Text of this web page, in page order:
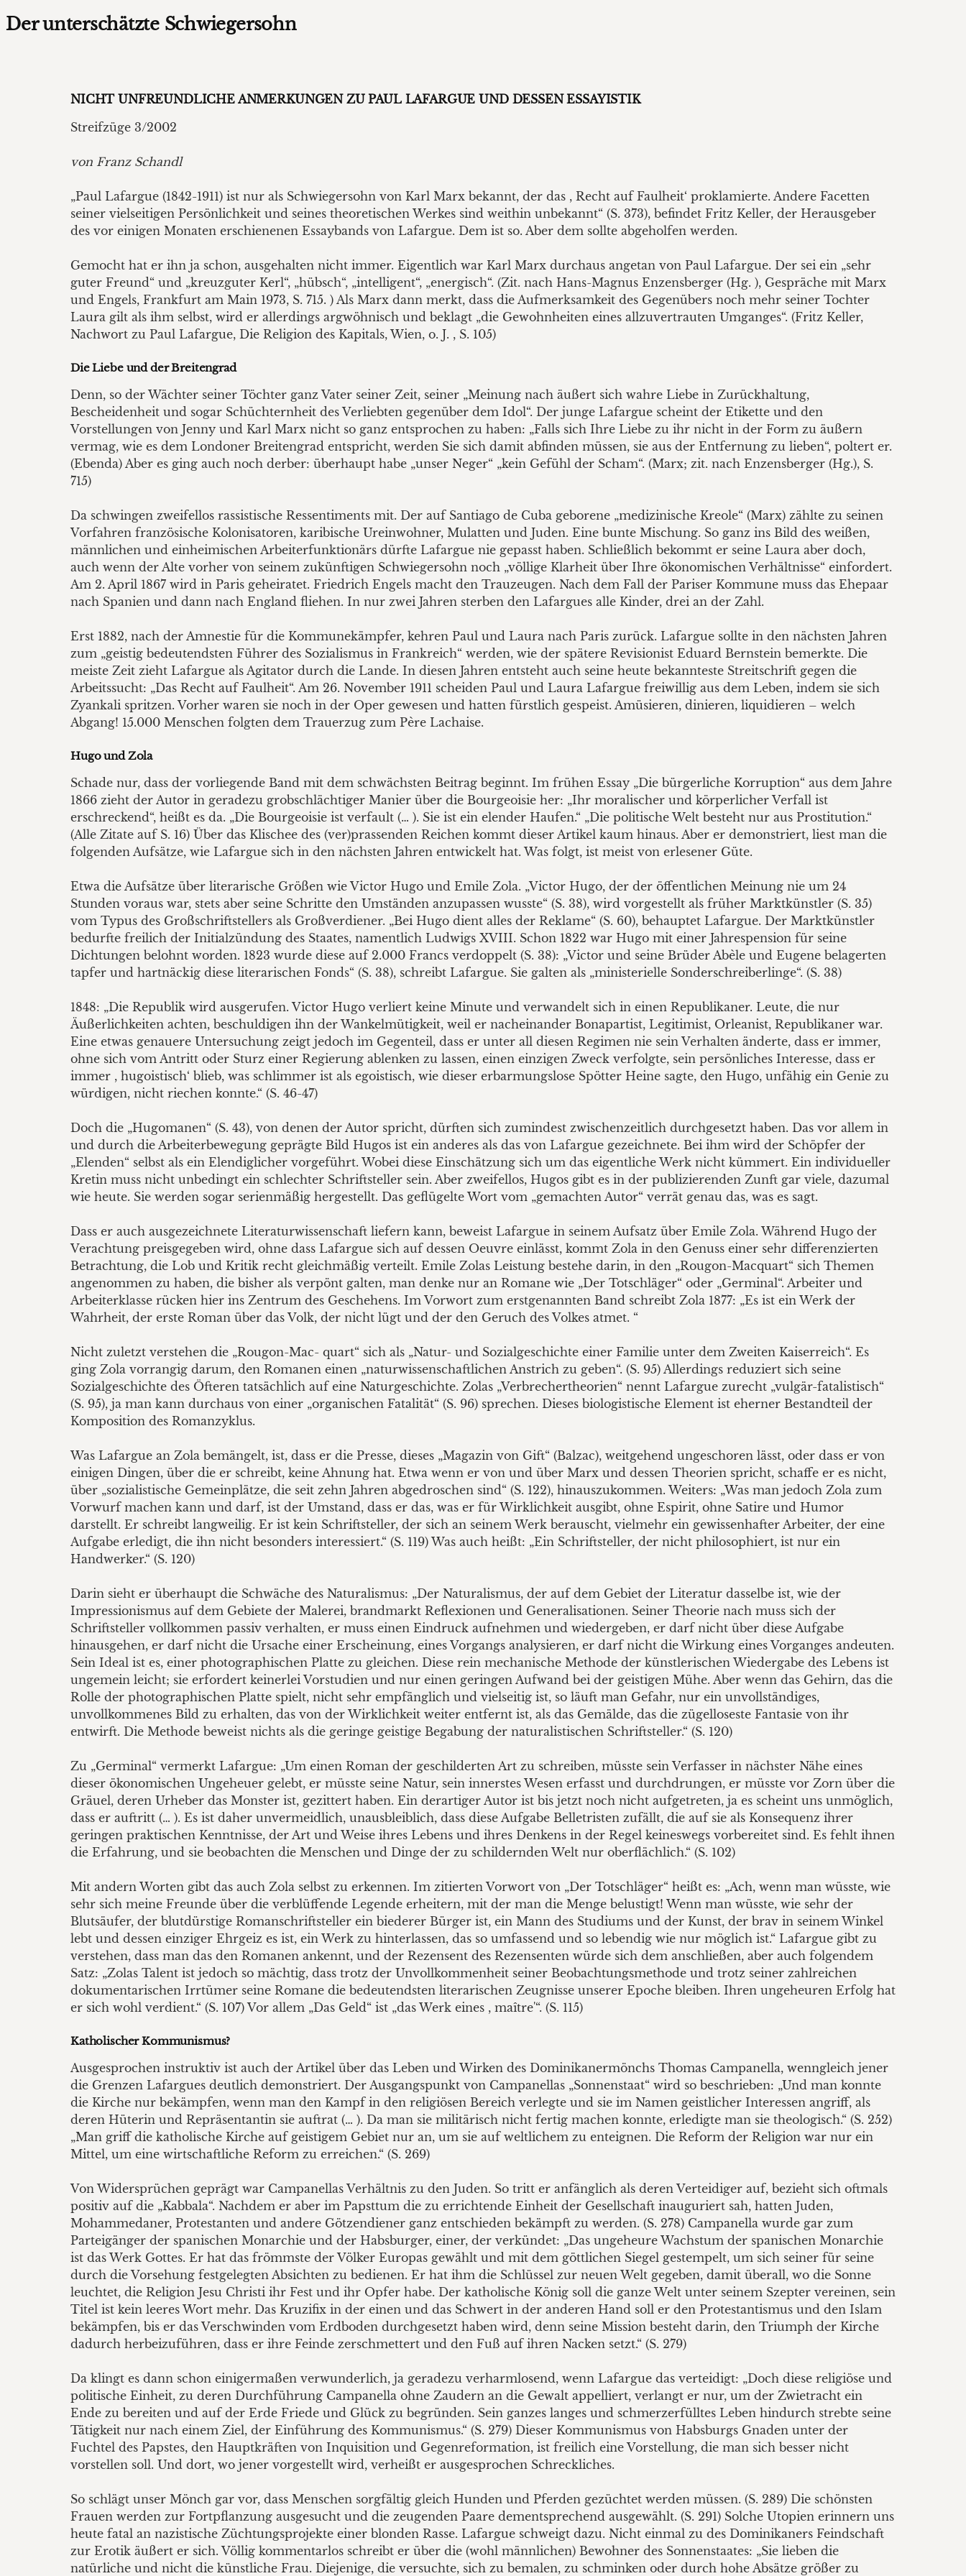
Der unterschätzte Schwiegersohn
NICHT UNFREUNDLICHE ANMERKUNGEN ZU PAUL LAFARGUE UND DESSEN ESSAYISTIK
Streifzüge 3/2002
von Franz Schandl
„Paul Lafargue (1842-1911) ist nur als Schwiegersohn von Karl Marx bekannt, der das , Recht auf Faulheit‘ proklamierte. Andere Facetten
seiner vielseitigen Persönlichkeit und seines theoretischen Werkes sind weithin unbekannt“ (S. 373), befindet Fritz Keller, der Herausgeber
des vor einigen Monaten erschienenen Essaybands von Lafargue. Dem ist so. Aber dem sollte abgeholfen werden.
Gemocht hat er ihn ja schon, ausgehalten nicht immer. Eigentlich war Karl Marx durchaus angetan von Paul Lafargue. Der sei ein „sehr
guter Freund“ und „kreuzguter Kerl“, „hübsch“, „intelligent“, „energisch“. (Zit. nach Hans-Magnus Enzensberger (Hg. ), Gespräche mit Marx
und Engels, Frankfurt am Main 1973, S. 715. ) Als Marx dann merkt, dass die Aufmerksamkeit des Gegenübers noch mehr seiner Tochter
Laura gilt als ihm selbst, wird er allerdings argwöhnisch und beklagt „die Gewohnheiten eines allzuvertrauten Umganges“. (Fritz Keller,
Nachwort zu Paul Lafargue, Die Religion des Kapitals, Wien, o. J. , S. 105)
Die Liebe und der Breitengrad
Denn, so der Wächter seiner Töchter ganz Vater seiner Zeit, seiner „Meinung nach äußert sich wahre Liebe in Zurückhaltung,
Bescheidenheit und sogar Schüchternheit des Verliebten gegenüber dem Idol“. Der junge Lafargue scheint der Etikette und den
Vorstellungen von Jenny und Karl Marx nicht so ganz entsprochen zu haben: „Falls sich Ihre Liebe zu ihr nicht in der Form zu äußern
vermag, wie es dem Londoner Breitengrad entspricht, werden Sie sich damit abfinden müssen, sie aus der Entfernung zu lieben“, poltert er.
(Ebenda) Aber es ging auch noch derber: überhaupt habe „unser Neger“ „kein Gefühl der Scham“. (Marx; zit. nach Enzensberger (Hg.), S.
715)
Da schwingen zweifellos rassistische Ressentiments mit. Der auf Santiago de Cuba geborene „medizinische Kreole“ (Marx) zählte zu seinen
Vorfahren französische Kolonisatoren, karibische Ureinwohner, Mulatten und Juden. Eine bunte Mischung. So ganz ins Bild des weißen,
männlichen und einheimischen Arbeiterfunktionärs dürfte Lafargue nie gepasst haben. Schließlich bekommt er seine Laura aber doch,
auch wenn der Alte vorher von seinem zukünftigen Schwiegersohn noch „völlige Klarheit über Ihre ökonomischen Verhältnisse“ einfordert.
Am 2. April 1867 wird in Paris geheiratet. Friedrich Engels macht den Trauzeugen. Nach dem Fall der Pariser Kommune muss das Ehepaar
nach Spanien und dann nach England fliehen. In nur zwei Jahren sterben den Lafargues alle Kinder, drei an der Zahl.
Erst 1882, nach der Amnestie für die Kommunekämpfer, kehren Paul und Laura nach Paris zurück. Lafargue sollte in den nächsten Jahren
zum „geistig bedeutendsten Führer des Sozialismus in Frankreich“ werden, wie der spätere Revisionist Eduard Bernstein bemerkte. Die
meiste Zeit zieht Lafargue als Agitator durch die Lande. In diesen Jahren entsteht auch seine heute bekannteste Streitschrift gegen die
Arbeitssucht: „Das Recht auf Faulheit“. Am 26. November 1911 scheiden Paul und Laura Lafargue freiwillig aus dem Leben, indem sie sich
Zyankali spritzen. Vorher waren sie noch in der Oper gewesen und hatten fürstlich gespeist. Amüsieren, dinieren, liquidieren – welch
Abgang! 15.000 Menschen folgten dem Trauerzug zum Père Lachaise.
Hugo und Zola
Schade nur, dass der vorliegende Band mit dem schwächsten Beitrag beginnt. Im frühen Essay „Die bürgerliche Korruption“ aus dem Jahre
1866 zieht der Autor in geradezu grobschlächtiger Manier über die Bourgeoisie her: „Ihr moralischer und körperlicher Verfall ist
erschreckend“, heißt es da. „Die Bourgeoisie ist verfault (… ). Sie ist ein elender Haufen.“ „Die politische Welt besteht nur aus Prostitution.“
(Alle Zitate auf S. 16) Über das Klischee des (ver)prassenden Reichen kommt dieser Artikel kaum hinaus. Aber er demonstriert, liest man die
folgenden Aufsätze, wie Lafargue sich in den nächsten Jahren entwickelt hat. Was folgt, ist meist von erlesener Güte.
Etwa die Aufsätze über literarische Größen wie Victor Hugo und Emile Zola. „Victor Hugo, der der öffentlichen Meinung nie um 24
Stunden voraus war, stets aber seine Schritte den Umständen anzupassen wusste“ (S. 38), wird vorgestellt als früher Marktkünstler (S. 35)
vom Typus des Großschriftstellers als Großverdiener. „Bei Hugo dient alles der Reklame“ (S. 60), behauptet Lafargue. Der Marktkünstler
bedurfte freilich der Initialzündung des Staates, namentlich Ludwigs XVIII. Schon 1822 war Hugo mit einer Jahrespension für seine
Dichtungen belohnt worden. 1823 wurde diese auf 2.000 Francs verdoppelt (S. 38): „Victor und seine Brüder Abèle und Eugene belagerten
tapfer und hartnäckig diese literarischen Fonds“ (S. 38), schreibt Lafargue. Sie galten als „ministerielle Sonderschreiberlinge“. (S. 38)
1848: „Die Republik wird ausgerufen. Victor Hugo verliert keine Minute und verwandelt sich in einen Republikaner. Leute, die nur
Äußerlichkeiten achten, beschuldigen ihn der Wankelmütigkeit, weil er nacheinander Bonapartist, Legitimist, Orleanist, Republikaner war.
Eine etwas genauere Untersuchung zeigt jedoch im Gegenteil, dass er unter all diesen Regimen nie sein Verhalten änderte, dass er immer,
ohne sich vom Antritt oder Sturz einer Regierung ablenken zu lassen, einen einzigen Zweck verfolgte, sein persönliches Interesse, dass er
immer , hugoistisch‘ blieb, was schlimmer ist als egoistisch, wie dieser erbarmungslose Spötter Heine sagte, den Hugo, unfähig ein Genie zu
würdigen, nicht riechen konnte.“ (S. 46-47)
Doch die „Hugomanen“ (S. 43), von denen der Autor spricht, dürften sich zumindest zwischenzeitlich durchgesetzt haben. Das vor allem in
und durch die Arbeiterbewegung geprägte Bild Hugos ist ein anderes als das von Lafargue gezeichnete. Bei ihm wird der Schöpfer der
„Elenden“ selbst als ein Elendiglicher vorgeführt. Wobei diese Einschätzung sich um das eigentliche Werk nicht kümmert. Ein individueller
Kretin muss nicht unbedingt ein schlechter Schriftsteller sein. Aber zweifellos, Hugos gibt es in der publizierenden Zunft gar viele, dazumal
wie heute. Sie werden sogar serienmäßig hergestellt. Das geflügelte Wort vom „gemachten Autor“ verrät genau das, was es sagt.
Dass er auch ausgezeichnete Literaturwissenschaft liefern kann, beweist Lafargue in seinem Aufsatz über Emile Zola. Während Hugo der
Verachtung preisgegeben wird, ohne dass Lafargue sich auf dessen Oeuvre einlässt, kommt Zola in den Genuss einer sehr differenzierten
Betrachtung, die Lob und Kritik recht gleichmäßig verteilt. Emile Zolas Leistung bestehe darin, in den „Rougon-Macquart“ sich Themen
angenommen zu haben, die bisher als verpönt galten, man denke nur an Romane wie „Der Totschläger“ oder „Germinal“. Arbeiter und
Arbeiterklasse rücken hier ins Zentrum des Geschehens. Im Vorwort zum erstgenannten Band schreibt Zola 1877: „Es ist ein Werk der
Wahrheit, der erste Roman über das Volk, der nicht lügt und der den Geruch des Volkes atmet. “
Nicht zuletzt verstehen die „Rougon-Mac- quart“ sich als „Natur- und Sozialgeschichte einer Familie unter dem Zweiten Kaiserreich“. Es
ging Zola vorrangig darum, den Romanen einen „naturwissenschaftlichen Anstrich zu geben“. (S. 95) Allerdings reduziert sich seine
Sozialgeschichte des Öfteren tatsächlich auf eine Naturgeschichte. Zolas „Verbrechertheorien“ nennt Lafargue zurecht „vulgär-fatalistisch“
(S. 95), ja man kann durchaus von einer „organischen Fatalität“ (S. 96) sprechen. Dieses biologistische Element ist eherner Bestandteil der
Komposition des Romanzyklus.
Was Lafargue an Zola bemängelt, ist, dass er die Presse, dieses „Magazin von Gift“ (Balzac), weitgehend ungeschoren lässt, oder dass er von
einigen Dingen, über die er schreibt, keine Ahnung hat. Etwa wenn er von und über Marx und dessen Theorien spricht, schaffe er es nicht,
über „sozialistische Gemeinplätze, die seit zehn Jahren abgedroschen sind“ (S. 122), hinauszukommen. Weiters: „Was man jedoch Zola zum
Vorwurf machen kann und darf, ist der Umstand, dass er das, was er für Wirklichkeit ausgibt, ohne Espirit, ohne Satire und Humor
darstellt. Er schreibt langweilig. Er ist kein Schriftsteller, der sich an seinem Werk berauscht, vielmehr ein gewissenhafter Arbeiter, der eine
Aufgabe erledigt, die ihn nicht besonders interessiert.“ (S. 119) Was auch heißt: „Ein Schriftsteller, der nicht philosophiert, ist nur ein
Handwerker.“ (S. 120)
Darin sieht er überhaupt die Schwäche des Naturalismus: „Der Naturalismus, der auf dem Gebiet der Literatur dasselbe ist, wie der
Impressionismus auf dem Gebiete der Malerei, brandmarkt Reflexionen und Generalisationen. Seiner Theorie nach muss sich der
Schriftsteller vollkommen passiv verhalten, er muss einen Eindruck aufnehmen und wiedergeben, er darf nicht über diese Aufgabe
hinausgehen, er darf nicht die Ursache einer Erscheinung, eines Vorgangs analysieren, er darf nicht die Wirkung eines Vorganges andeuten.
Sein Ideal ist es, einer photographischen Platte zu gleichen. Diese rein mechanische Methode der künstlerischen Wiedergabe des Lebens ist
ungemein leicht; sie erfordert keinerlei Vorstudien und nur einen geringen Aufwand bei der geistigen Mühe. Aber wenn das Gehirn, das die
Rolle der photographischen Platte spielt, nicht sehr empfänglich und vielseitig ist, so läuft man Gefahr, nur ein unvollständiges,
unvollkommenes Bild zu erhalten, das von der Wirklichkeit weiter entfernt ist, als das Gemälde, das die zügelloseste Fantasie von ihr
entwirft. Die Methode beweist nichts als die geringe geistige Begabung der naturalistischen Schriftsteller.“ (S. 120)
Zu „Germinal“ vermerkt Lafargue: „Um einen Roman der geschilderten Art zu schreiben, müsste sein Verfasser in nächster Nähe eines
dieser ökonomischen Ungeheuer gelebt, er müsste seine Natur, sein innerstes Wesen erfasst und durchdrungen, er müsste vor Zorn über die
Gräuel, deren Urheber das Monster ist, gezittert haben. Ein derartiger Autor ist bis jetzt noch nicht aufgetreten, ja es scheint uns unmöglich,
dass er auftritt (… ). Es ist daher unvermeidlich, unausbleiblich, dass diese Aufgabe Belletristen zufällt, die auf sie als Konsequenz ihrer
geringen praktischen Kenntnisse, der Art und Weise ihres Lebens und ihres Denkens in der Regel keineswegs vorbereitet sind. Es fehlt ihnen
die Erfahrung, und sie beobachten die Menschen und Dinge der zu schildernden Welt nur oberflächlich.“ (S. 102)
Mit andern Worten gibt das auch Zola selbst zu erkennen. Im zitierten Vorwort von „Der Totschläger“ heißt es: „Ach, wenn man wüsste, wie
sehr sich meine Freunde über die verblüffende Legende erheitern, mit der man die Menge belustigt! Wenn man wüsste, wie sehr der
Blutsäufer, der blutdürstige Romanschriftsteller ein biederer Bürger ist, ein Mann des Studiums und der Kunst, der brav in seinem Winkel
lebt und dessen einziger Ehrgeiz es ist, ein Werk zu hinterlassen, das so umfassend und so lebendig wie nur möglich ist.“ Lafargue gibt zu
verstehen, dass man das den Romanen ankennt, und der Rezensent des Rezensenten würde sich dem anschließen, aber auch folgendem
Satz: „Zolas Talent ist jedoch so mächtig, dass trotz der Unvollkommenheit seiner Beobachtungsmethode und trotz seiner zahlreichen
dokumentarischen Irrtümer seine Romane die bedeutendsten literarischen Zeugnisse unserer Epoche bleiben. Ihren ungeheuren Erfolg hat
er sich wohl verdient.“ (S. 107) Vor allem „Das Geld“ ist „das Werk eines , maître'“. (S. 115)
Katholischer Kommunismus?
Ausgesprochen instruktiv ist auch der Artikel über das Leben und Wirken des Dominikanermönchs Thomas Campanella, wenngleich jener
die Grenzen Lafargues deutlich demonstriert. Der Ausgangspunkt von Campanellas „Sonnenstaat“ wird so beschrieben: „Und man konnte
die Kirche nur bekämpfen, wenn man den Kampf in den religiösen Bereich verlegte und sie im Namen geistlicher Interessen angriff, als
deren Hüterin und Repräsentantin sie auftrat (… ). Da man sie militärisch nicht fertig machen konnte, erledigte man sie theologisch.“ (S. 252)
„Man griff die katholische Kirche auf geistigem Gebiet nur an, um sie auf weltlichem zu enteignen. Die Reform der Religion war nur ein
Mittel, um eine wirtschaftliche Reform zu erreichen.“ (S. 269)
Von Widersprüchen geprägt war Campanellas Verhältnis zu den Juden. So tritt er anfänglich als deren Verteidiger auf, bezieht sich oftmals
positiv auf die „Kabbala“. Nachdem er aber im Papsttum die zu errichtende Einheit der Gesellschaft inauguriert sah, hatten Juden,
Mohammedaner, Protestanten und andere Götzendiener ganz entschieden bekämpft zu werden. (S. 278) Campanella wurde gar zum
Parteigänger der spanischen Monarchie und der Habsburger, einer, der verkündet: „Das ungeheure Wachstum der spanischen Monarchie
ist das Werk Gottes. Er hat das frömmste der Völker Europas gewählt und mit dem göttlichen Siegel gestempelt, um sich seiner für seine
durch die Vorsehung festgelegten Absichten zu bedienen. Er hat ihm die Schlüssel zur neuen Welt gegeben, damit überall, wo die Sonne
leuchtet, die Religion Jesu Christi ihr Fest und ihr Opfer habe. Der katholische König soll die ganze Welt unter seinem Szepter vereinen, sein
Titel ist kein leeres Wort mehr. Das Kruzifix in der einen und das Schwert in der anderen Hand soll er den Protestantismus und den Islam
bekämpfen, bis er das Verschwinden vom Erdboden durchgesetzt haben wird, denn seine Mission besteht darin, den Triumph der Kirche
dadurch herbeizuführen, dass er ihre Feinde zerschmettert und den Fuß auf ihren Nacken setzt.“ (S. 279)
Da klingt es dann schon einigermaßen verwunderlich, ja geradezu verharmlosend, wenn Lafargue das verteidigt: „Doch diese religiöse und
politische Einheit, zu deren Durchführung Campanella ohne Zaudern an die Gewalt appelliert, verlangt er nur, um der Zwietracht ein
Ende zu bereiten und auf der Erde Friede und Glück zu begründen. Sein ganzes langes und schmerzerfülltes Leben hindurch strebte seine
Tätigkeit nur nach einem Ziel, der Einführung des Kommunismus.“ (S. 279) Dieser Kommunismus von Habsburgs Gnaden unter der
Fuchtel des Papstes, den Hauptkräften von Inquisition und Gegenreformation, ist freilich eine Vorstellung, die man sich besser nicht
vorstellen soll. Und dort, wo jener vorgestellt wird, verheißt er ausgesprochen Schreckliches.
So schlägt unser Mönch gar vor, dass Menschen sorgfältig gleich Hunden und Pferden gezüchtet werden müssen. (S. 289) Die schönsten
Frauen werden zur Fortpflanzung ausgesucht und die zeugenden Paare dementsprechend ausgewählt. (S. 291) Solche Utopien erinnern uns
heute fatal an nazistische Züchtungsprojekte einer blonden Rasse. Lafargue schweigt dazu. Nicht einmal zu des Dominikaners Feindschaft
zur Erotik äußert er sich. Völlig kommentarlos schreibt er über die (wohl männlichen) Bewohner des Sonnenstaates: „Sie lieben die
natürliche und nicht die künstliche Frau. Diejenige, die versuchte, sich zu bemalen, zu schminken oder durch hohe Absätze größer zu